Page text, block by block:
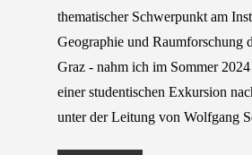
thematischer Schwerpunkt am
Geographie und Raumforschung
Graz - nahm ich im Sommer
einer studentischen Exkursion
unter der Leitung von Wolfgang